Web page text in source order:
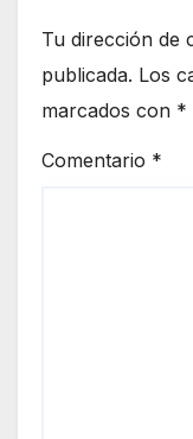
Tu dirección de
publicada. Los
marcados con *
Comentario *